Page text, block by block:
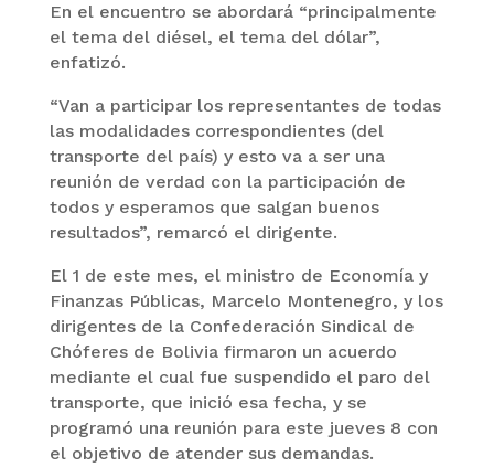
En el encuentro se abordará “principalmente
el tema del diésel, el tema del dólar”,
enfatizó.
“Van a participar los representantes de todas
las modalidades correspondientes (del
transporte del país) y esto va a ser una
reunión de verdad con la participación de
todos y esperamos que salgan buenos
resultados”, remarcó el dirigente.
El 1 de este mes, el ministro de Economía y
Finanzas Públicas, Marcelo Montenegro, y los
dirigentes de la Confederación Sindical de
Chóferes de Bolivia firmaron un acuerdo
mediante el cual fue suspendido el paro del
transporte, que inició esa fecha, y se
programó una reunión para este jueves 8 con
el objetivo de atender sus demandas.